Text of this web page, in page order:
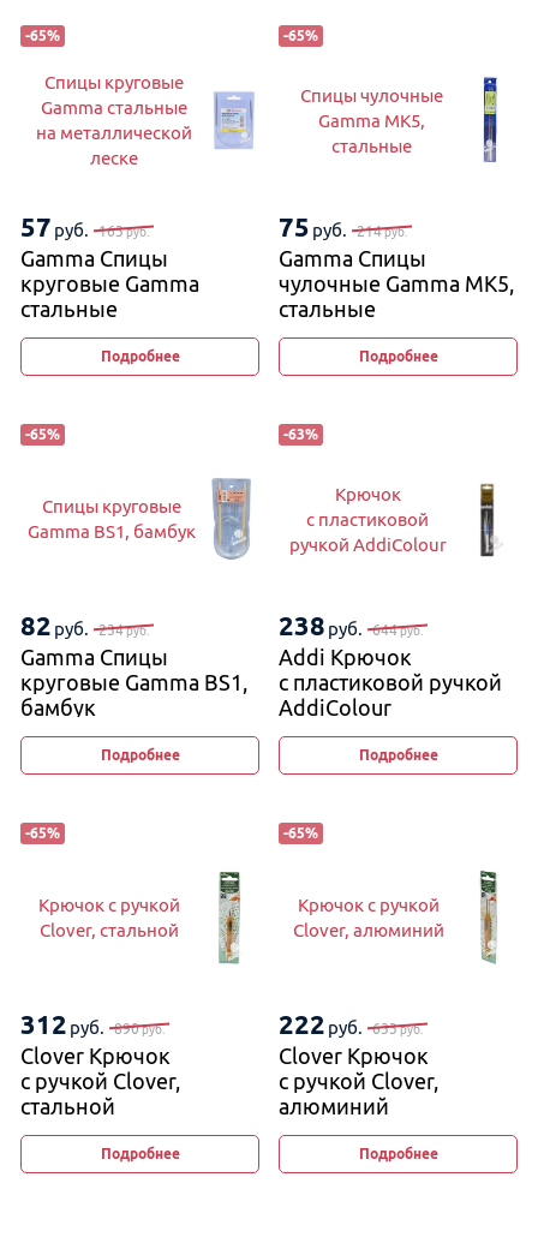
-65%
Спицы круговые
Gamma стальные
на металлической
леске
57 руб. 163руб.
Gamma Спицы
круговые Gamma
стальные
на металлической
Подробнее
-65%
Спицы чулочные
Gamma MK5,
стальные
75 руб. 214руб.
Gamma Спицы
чулочные Gamma MK5,
стальные
Подробнее
-65%
Спицы круговые
Gamma BS1, бамбук
82 руб. 234руб.
Gamma Спицы
круговые Gamma BS1,
бамбук
Подробнее
-63%
Крючок
с пластиковой
ручкой AddiColour
238 руб. 644руб.
Addi Крючок
с пластиковой ручкой
AddiColour
Подробнее
-65%
Крючок с ручкой
Clover, стальной
312 руб. 890руб.
Clover Крючок
с ручкой Clover,
стальной
Подробнее
-65%
Крючок с ручкой
Clover, алюминий
222 руб. 633руб.
Clover Крючок
с ручкой Clover,
алюминий
Подробнее